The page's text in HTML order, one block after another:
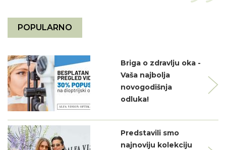
POPULARNO
Briga o zdravlju oka -
Vaša najbolja
novogodišnja
odluka!
Predstavili smo
najnoviju kolekciju